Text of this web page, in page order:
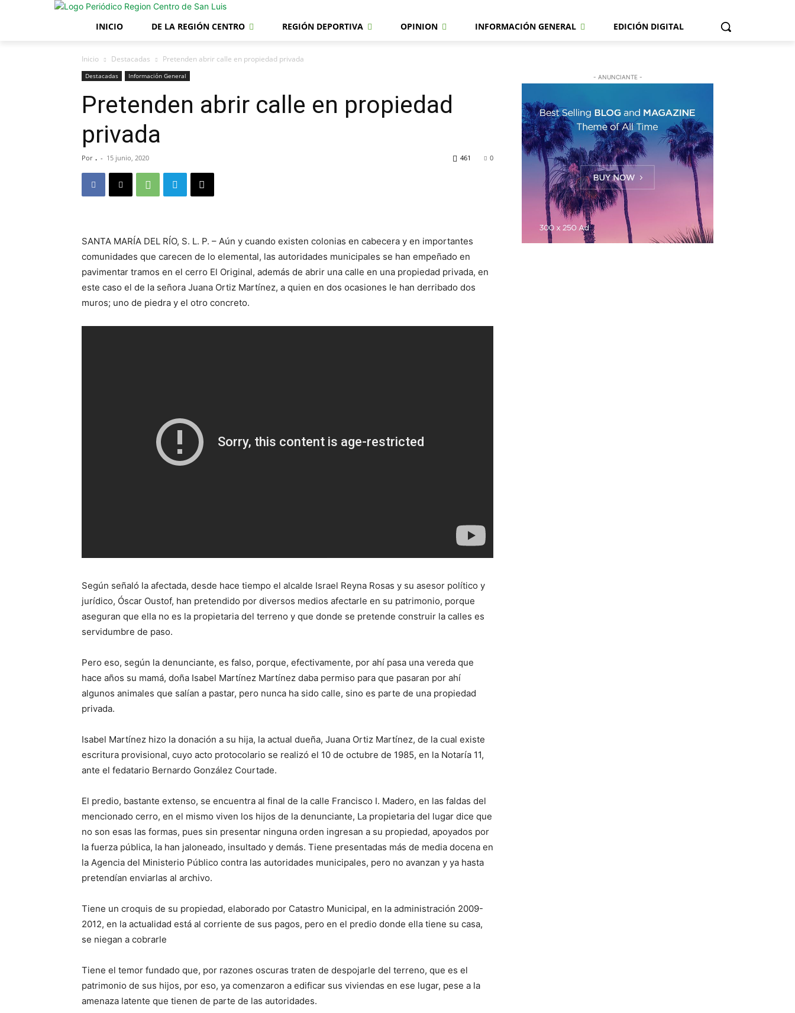
INICIO DE LA REGIÓN CENTRO REGIÓN DEPORTIVA OPINION INFORMACIÓN GENERAL EDICIÓN DIGITAL
Inicio Destacadas Pretenden abrir calle en propiedad privada
Destacadas Información General
Pretenden abrir calle en propiedad
privada
Por . - 15 junio, 2020 0
461
SANTA MARÍA DEL RÍO, S. L. P. – Aún y cuando existen colonias en cabecera y en importantes
comunidades que carecen de lo elemental, las autoridades municipales se han empeñado en
pavimentar tramos en el cerro El Original, además de abrir una calle en una propiedad privada, en
este caso el de la señora Juana Ortiz Martínez, a quien en dos ocasiones le han derribado dos
muros; uno de piedra y el otro concreto.
Según señaló la afectada, desde hace tiempo el alcalde Israel Reyna Rosas y su asesor político y
jurídico, Óscar Oustof, han pretendido por diversos medios afectarle en su patrimonio, porque
aseguran que ella no es la propietaria del terreno y que donde se pretende construir la calles es
servidumbre de paso.
Pero eso, según la denunciante, es falso, porque, efectivamente, por ahí pasa una vereda que
hace años su mamá, doña Isabel Martínez Martínez daba permiso para que pasaran por ahí
algunos animales que salían a pastar, pero nunca ha sido calle, sino es parte de una propiedad
privada.
Isabel Martínez hizo la donación a su hija, la actual dueña, Juana Ortiz Martínez, de la cual existe
escritura provisional, cuyo acto protocolario se realizó el 10 de octubre de 1985, en la Notaría 11,
ante el fedatario Bernardo González Courtade.
El predio, bastante extenso, se encuentra al final de la calle Francisco I. Madero, en las faldas del
mencionado cerro, en el mismo viven los hijos de la denunciante, La propietaria del lugar dice que
no son esas las formas, pues sin presentar ninguna orden ingresan a su propiedad, apoyados por
la fuerza pública, la han jaloneado, insultado y demás. Tiene presentadas más de media docena en
la Agencia del Ministerio Público contra las autoridades municipales, pero no avanzan y ya hasta
pretendían enviarlas al archivo.
Tiene un croquis de su propiedad, elaborado por Catastro Municipal, en la administración 2009-
2012, en la actualidad está al corriente de sus pagos, pero en el predio donde ella tiene su casa,
se niegan a cobrarle
Tiene el temor fundado que, por razones oscuras traten de despojarle del terreno, que es el
patrimonio de sus hijos, por eso, ya comenzaron a edificar sus viviendas en ese lugar, pese a la
amenaza latente que tienen de parte de las autoridades.
- ANUNCIANTE -